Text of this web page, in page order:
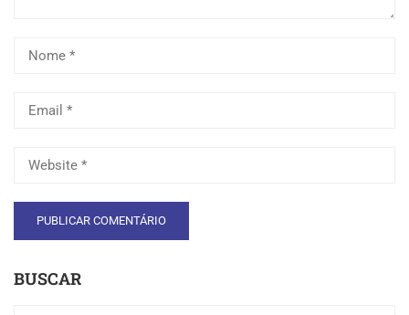
BUSCAR